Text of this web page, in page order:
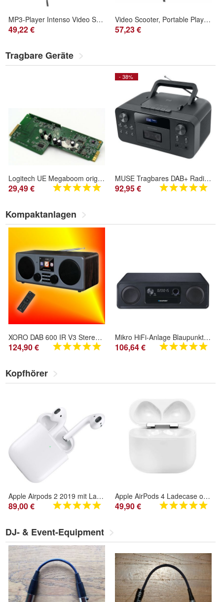
MP3-Player Intenso Video Scooter BT, Bluetooth, 16 GB, blau
49,22 €
Video Scooter, Portable Player (blau, 16 GB, Bluetooth)
57,23 €
Tragbare Geräte
Logitech UE Megaboom original Ersatz-Haupt-Platine Leiterplatte Verstärker-Plat
29,49 €
- 38%
MUSE Tragbares DAB+ Radio mit Bluetooth CD-Player
92,95 €
Kompaktanlagen
XORO DAB 600 IR V3 Stereo DAB+ Internet-Radio WLAN App Bluetooth Musik Streaming
124,90 €
Mikro HiFi-Anlage Blaupunkt MS20BK mit Bluetooth
106,64 €
Kopfhörer
Apple Airpods 2 2019 mit Ladecase + Kabel, NEU
89,00 €
Apple AirPods 4 Ladecase ohne ANC - Nur Ladecase A3058 I Ersatz-Ladecase
49,90 €
DJ- & Event-Equipment